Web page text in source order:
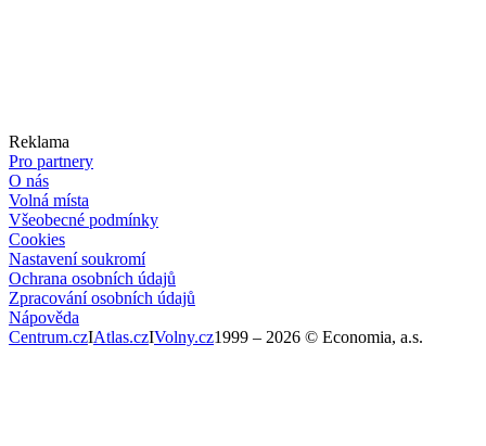
Reklama
Pro partnery
O nás
Volná místa
Všeobecné podmínky
Cookies
Nastavení soukromí
Ochrana osobních údajů
Zpracování osobních údajů
Nápověda
Centrum.czIAtlas.czIVolny.cz1999 – 2026 © Economia, a.s.